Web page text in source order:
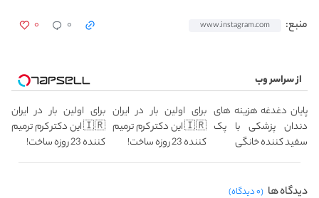
منبع: www.instagram.com ۰ ۰
از سراسر وب
پایان دغدغه هزینه های
دندان پزشکی با پک
سفید کننده خانگی
برای اولین بار در ایران
🇮🇷 این دکتر کرم ترمیم
کننده 23 روزه ساخت!
برای اولین بار در ایران
🇮🇷 این دکتر کرم ترمیم
کننده 23 روزه ساخت!
دیدگاه ها (۰ دیدگاه)